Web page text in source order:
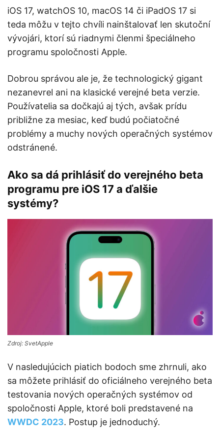
iOS 17, watchOS 10, macOS 14 či iPadOS 17 si
teda môžu v tejto chvíli nainštalovať len skutoční
vývojári, ktorí sú riadnymi členmi špeciálneho
programu spoločnosti Apple.
Dobrou správou ale je, že technologický gigant
nezanevrel ani na klasické verejné beta verzie.
Používatelia sa dočkajú aj tých, avšak prídu
približne za mesiac, keď budú počiatočné
problémy a muchy nových operačných systémov
odstránené.
Ako sa dá prihlásiť do verejného beta
programu pre iOS 17 a ďalšie
systémy?
Zdroj: SvetApple
V nasledujúcich piatich bodoch sme zhrnuli, ako
sa môžete prihlásiť do oficiálneho verejného beta
testovania nových operačných systémov od
spoločnosti Apple, ktoré boli predstavené na
WWDC 2023. Postup je jednoduchý.